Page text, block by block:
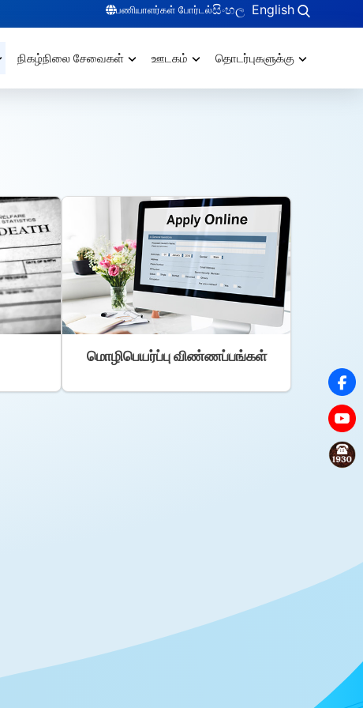
பணியாளர்கள் போர்டல்සිංහල English
நிகழ்நிலை சேவைகள் ஊடகம் தொடர்புகளுக்கு
மொழிபெயர்ப்பு விண்ணப்பங்கள்